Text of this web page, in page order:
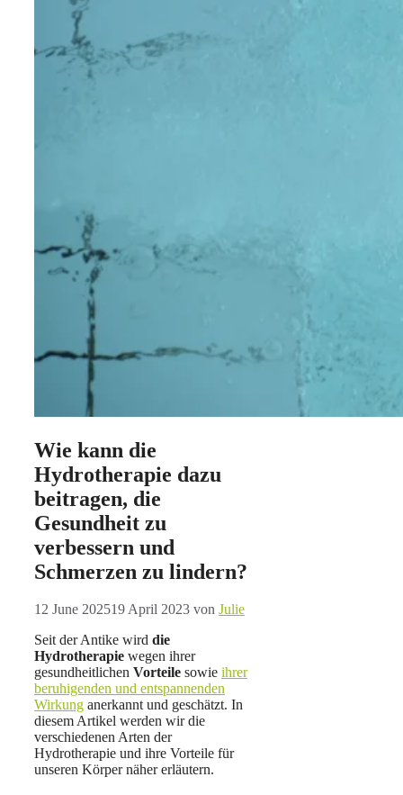
Wie kann die
Hydrotherapie dazu
beitragen, die
Gesundheit zu
verbessern und
Schmerzen zu lindern?
12 June 202519 April 2023 von Julie
Seit der Antike wird die
Hydrotherapie wegen ihrer
gesundheitlichen Vorteile sowie ihrer
beruhigenden und entspannenden
Wirkung anerkannt und geschätzt. In
diesem Artikel werden wir die
verschiedenen Arten der
Hydrotherapie und ihre Vorteile für
unseren Körper näher erläutern.